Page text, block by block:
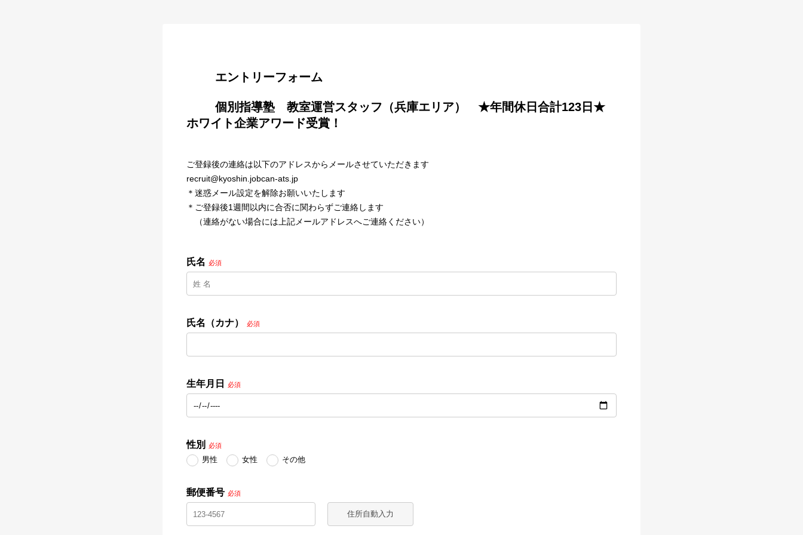
        エントリーフォーム
ホワイト企業アワード受賞！
ご登録後の連絡は以下のアドレスからメールさせていただきます
recruit@kyoshin.jobcan-ats.jp
＊迷惑メール設定を解除お願いいたします
＊ご登録後1週間以内に合否に関わらずご連絡します
（連絡がない場合には上記メールアドレスへご連絡ください）
氏名 必須
氏名（カナ） 必須
生年月日 必須
性別 必須
男性 女性 その他
郵便番号 必須
住所自動入力